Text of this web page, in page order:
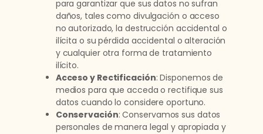
para garantizar que sus datos no sufran
daños, tales como divulgación o acceso
no autorizado, la destrucción accidental o
ilícita o su pérdida accidental o alteración
y cualquier otra forma de tratamiento
ilícito.
Acceso y Rectificación: Disponemos de
medios para que acceda o rectifique sus
datos cuando lo considere oportuno.
Conservación: Conservamos sus datos
personales de manera legal y apropiada y